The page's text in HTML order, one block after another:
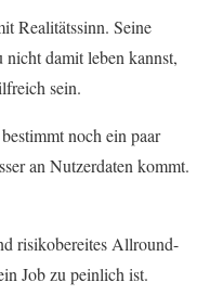
Realitätssinn. Seine
damit leben kannst,
sein.
noch ein paar
an Nutzerdaten kommt.
risikobereites Allround-
Job zu peinlich ist.